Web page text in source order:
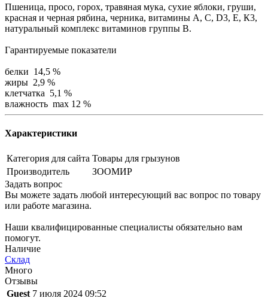
Пшеница, просо, горох, травяная мука, сухие яблоки, груши,
красная и черная рябина, черника, витамины А, С, D3, Е, К3,
натуральный комплекс витаминов группы В.
Гарантируемые показатели
белки 14,5 %
жиры 2,9 %
клетчатка 5,1 %
влажность max 12 %
Характеристики
Категория для сайта Товары для грызунов
Производитель
ЗООМИР
Задать вопрос
Вы можете задать любой интересующий вас вопрос по товару
или работе магазина.
Наши квалифицированные специалисты обязательно вам
помогут.
Наличие
Склад
Много
Отзывы
Guest 7 июля 2024 09:52